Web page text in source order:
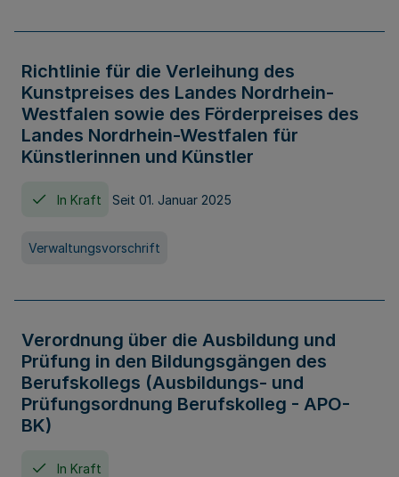
Richtlinie für die Verleihung des
Kunstpreises des Landes Nordrhein-
Westfalen sowie des Förderpreises des
Landes Nordrhein-Westfalen für
Künstlerinnen und Künstler
In Kraft Seit 01. Januar 2025
Verwaltungsvorschrift
Verordnung über die Ausbildung und
Prüfung in den Bildungsgängen des
Berufskollegs (Ausbildungs- und
Prüfungsordnung Berufskolleg - APO-
BK)
In Kraft